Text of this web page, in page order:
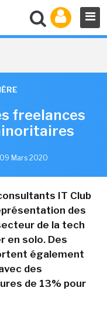
freelances
Mars 2020
IT Club
des
de la tech
en solo. Des
également
des
de 13% pour